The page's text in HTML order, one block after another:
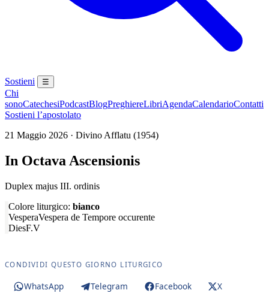
Sostieni ☰
Chi
sonoCatechesiPodcastBlogPreghiereLibriAgendaCalendarioContatti
Sostieni l’apostolato
21 Maggio 2026 · Divino Afflatu (1954)
In Octava Ascensionis
Duplex majus III. ordinis
Colore liturgico: bianco
VesperaVespera de Tempore occurente
DiesF.V
CONDIVIDI QUESTO GIORNO LITURGICO
WhatsApp Telegram Facebook
X